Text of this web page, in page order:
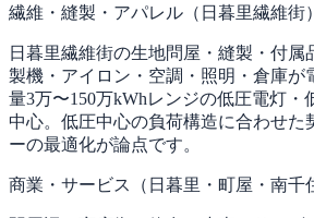
繊維・縫製・アパレル（日暮里繊維街）
日暮里繊維街の生地問屋・縫製・付属
製機・アイロン・空調・照明・倉庫が
量3万〜150万kWhレンジの低圧電灯・
中心。低圧中心の負荷構造に合わせた
ーの最適化が論点です。
商業・サービス（日暮里・町屋・南千